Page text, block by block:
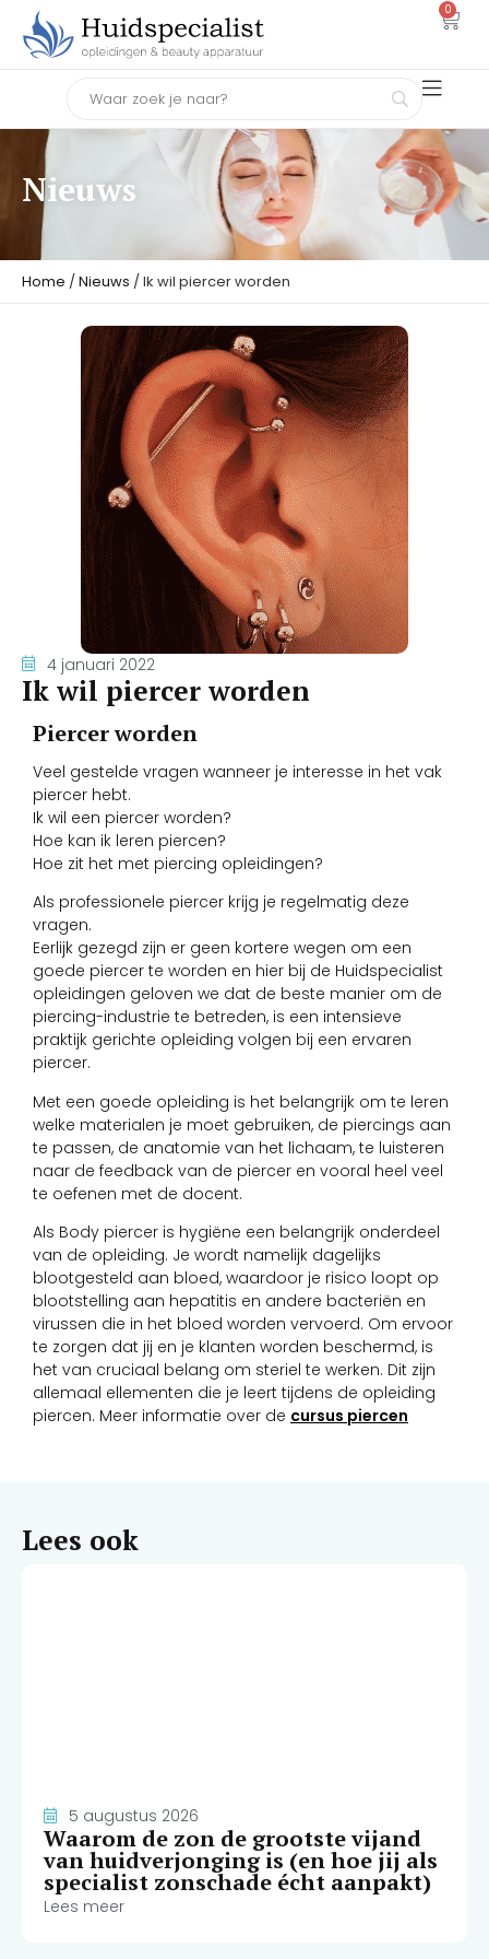
0
Nieuws
Home /Nieuws / Ik wil piercer worden
Ik wil piercer worden
Piercer worden
Veel gestelde vragen wanneer je interesse in het vak
piercer hebt.
Ik wil een piercer worden?
Hoe kan ik leren piercen?
Hoe zit het met piercing opleidingen?
Als professionele piercer krijg je regelmatig deze
vragen.
Eerlijk gezegd zijn er geen kortere wegen om een ​​
goede piercer te worden en hier bij de Huidspecialist
opleidingen geloven we dat de beste manier om de
piercing-industrie te betreden, is een intensieve
praktijk gerichte opleiding volgen bij een ervaren
piercer.
Met een goede opleiding is het belangrijk om te leren
welke materialen je moet gebruiken, de piercings aan
te passen, de anatomie van het lichaam, te luisteren
naar de feedback van de piercer en vooral heel veel
te oefenen met de docent.
Als Body piercer is hygiëne een belangrijk onderdeel
van de opleiding. Je wordt namelijk dagelijks
blootgesteld aan bloed, waardoor je risico loopt op
blootstelling aan hepatitis en andere bacteriën en
virussen die in het bloed worden vervoerd. Om ervoor
te zorgen dat jij en je klanten worden beschermd, is
het van cruciaal belang om steriel te werken. Dit zijn
allemaal ellementen die je leert tijdens de opleiding
piercen. Meer informatie over de cursus piercen
4 januari 2022
Lees ook
5 augustus 2026
Waarom de zon de grootste vijand
van huidverjonging is (en hoe jij als
specialist zonschade écht aanpakt)
Lees meer